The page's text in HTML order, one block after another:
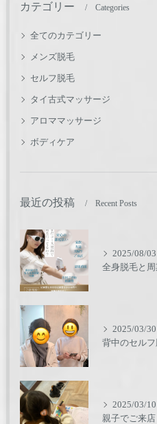
カテゴリー Categories
全てのカテゴリー
メンズ脱毛
セルフ脱毛
タイ古式マッサージ
アロママッサージ
ボディケア
最近の投稿 Recent Posts
2025/08/03
全身脱毛と
2025/03/30
背中のセル
2025/03/10
親子でご来店